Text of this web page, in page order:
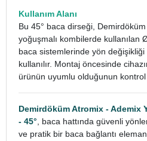
Kullanım Alanı
Bu 45° baca dirseği,
yoğuşmalı kombilerde kullanılan
baca sistemlerinde yön değişikliği
kullanılır. Montaj öncesinde
ürünün uyumlu olduğunun
Demirdöküm Atromix - Ademix
- 45° , baca hattında güvenli
ve pratik bir baca bağlantı